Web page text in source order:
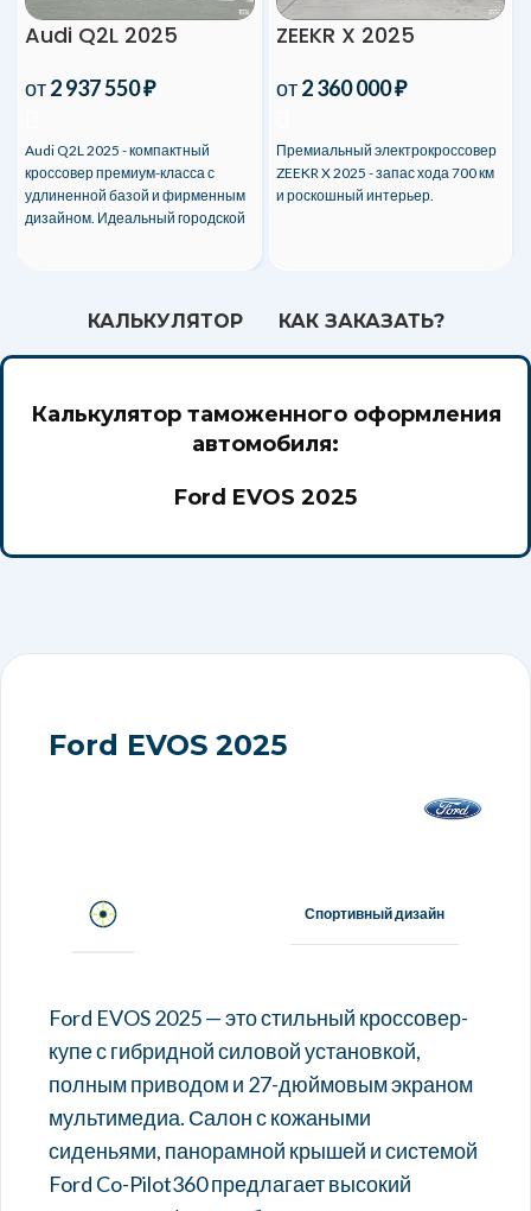
Audi Q2L 2025
от2 937 550₽
Audi Q2L 2025 - компактный
кроссовер премиум-класса с
удлиненной базой и фирменным
дизайном. Идеальный городской
ZEEKR X 2025
от2 360 000₽
Премиальный электрокроссовер
ZEEKR X 2025 - запас хода 700 км
и роскошный интерьер.
КАЛЬКУЛЯТОР КАК ЗАКАЗАТЬ?
Калькулятор таможенного оформления
автомобиля:
Ford EVOS 2025
Ford EVOS 2025
Спортивный дизайн
Ford EVOS 2025 — это стильный кроссовер-
купе с гибридной силовой установкой,
полным приводом и 27-дюймовым экраном
мультимедиа. Салон с кожаными
сиденьями, панорамной крышей и системой
Ford Co-Pilot360 предлагает высокий